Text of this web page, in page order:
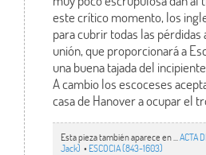
este crítico momento, los
para cubrir todas las pérdidas
unión, que proporcionará a
una buena tajada del
A cambio los escoceses
casa de Hanover a ocupar el
Esta pieza también aparece en ... ACTA
Jack) • ESCOCIA (843-1603)